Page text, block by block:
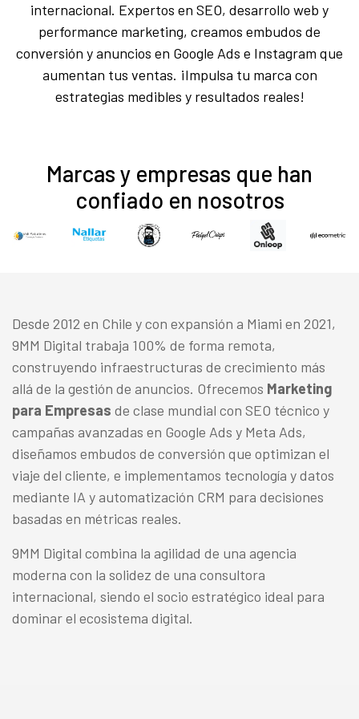
internacional. Expertos en SEO, desarrollo web y
performance marketing, creamos embudos de
conversión y anuncios en Google Ads e Instagram que
aumentan tus ventas. ¡Impulsa tu marca con
estrategias medibles y resultados reales!
Marcas y empresas que han
confiado en nosotros
Desde 2012 en Chile y con expansión a Miami en 2021,
9MM Digital trabaja 100% de forma remota,
construyendo infraestructuras de crecimiento más
allá de la gestión de anuncios. Ofrecemos Marketing
para Empresas de clase mundial con SEO técnico y
campañas avanzadas en Google Ads y Meta Ads,
diseñamos embudos de conversión que optimizan el
viaje del cliente, e implementamos tecnología y datos
mediante IA y automatización CRM para decisiones
basadas en métricas reales.
9MM Digital combina la agilidad de una agencia
moderna con la solidez de una consultora
internacional, siendo el socio estratégico ideal para
dominar el ecosistema digital.